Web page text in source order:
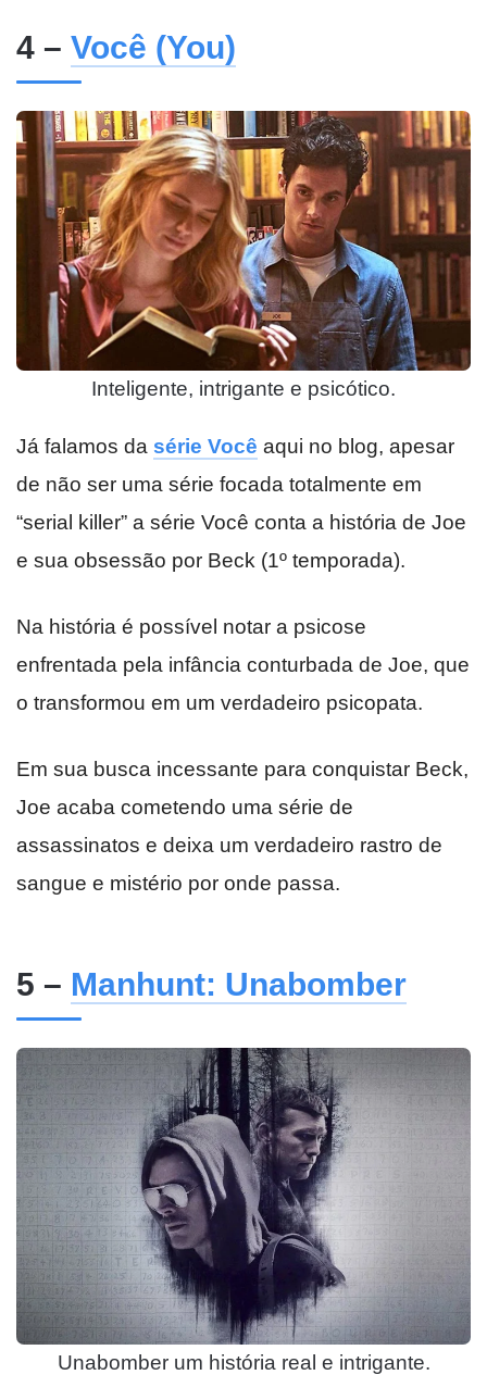
4 – Você (You)
Inteligente, intrigante e psicótico.
Já falamos da série Você aqui no blog, apesar
de não ser uma série focada totalmente em
“serial killer” a série Você conta a história de Joe
e sua obsessão por Beck (1º temporada).
Na história é possível notar a psicose
enfrentada pela infância conturbada de Joe, que
o transformou em um verdadeiro psicopata.
Em sua busca incessante para conquistar Beck,
Joe acaba cometendo uma série de
assassinatos e deixa um verdadeiro rastro de
sangue e mistério por onde passa.
5 – Manhunt: Unabomber
Unabomber um história real e intrigante.